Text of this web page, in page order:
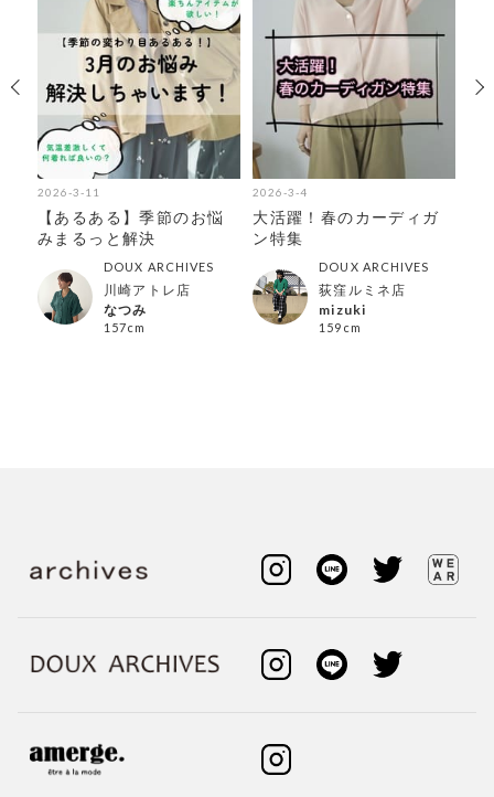
2026-3-11
【あるある】季節のお悩
みまるっと解決
DOUX ARCHIVES
川崎アトレ店
なつみ
157cm
2026-3-4
大活躍！春のカーディガ
ン特集
DOUX ARCHIVES
荻窪ルミネ店
mizuki
159cm